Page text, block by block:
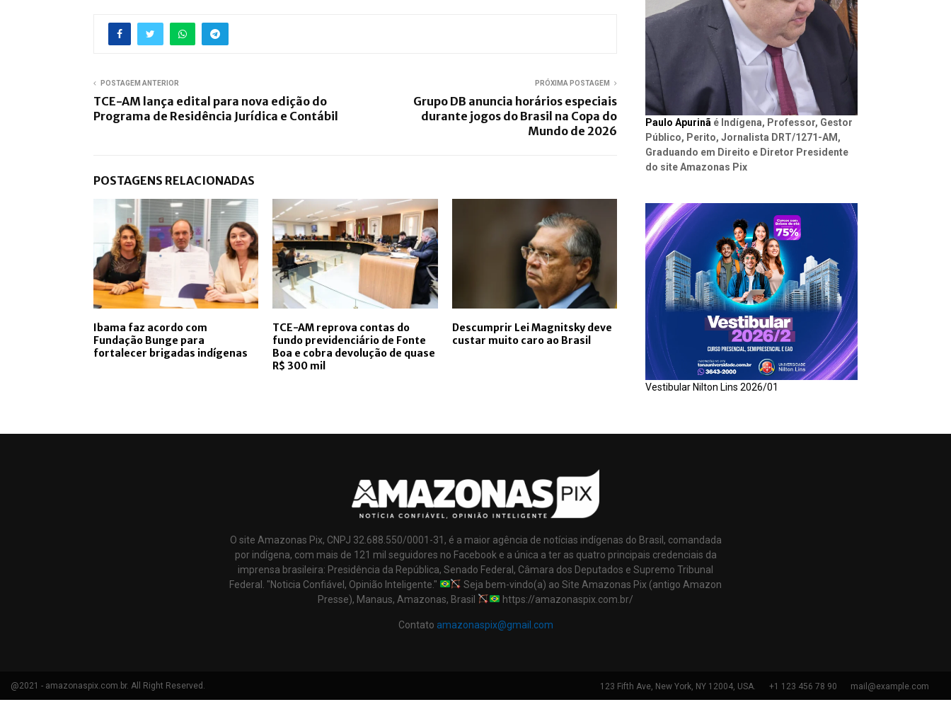
POSTAGEM ANTERIOR
TCE-AM lança edital para nova edição do
Programa de Residência Jurídica e Contábil
PRÓXIMA POSTAGEM
Grupo DB anuncia horários especiais
durante jogos do Brasil na Copa do
Mundo de 2026
POSTAGENS RELACIONADAS
Ibama faz acordo com
Fundação Bunge para
fortalecer brigadas indígenas
TCE-AM reprova contas do
fundo previdenciário de Fonte
Boa e cobra devolução de quase
R$ 300 mil
Descumprir Lei Magnitsky deve
custar muito caro ao Brasil
Paulo Apurinã é Indígena, Professor, Gestor
Público, Perito, Jornalista DRT/1271-AM,
Graduando em Direito e Diretor Presidente
do site Amazonas Pix
Vestibular Nilton Lins 2026/01
O site Amazonas Pix, CNPJ 32.688.550/0001-31, é a maior agência de notícias indígenas do Brasil, comandada
por indígena, com mais de 121 mil seguidores no Facebook e a única a ter as quatro principais credenciais da
imprensa brasileira: Presidência da República, Senado Federal, Câmara dos Deputados e Supremo Tribunal
Federal. "Noticia Confiável, Opinião Inteligente."
Seja bem-vindo(a) ao Site Amazonas Pix (antigo Amazon
Presse), Manaus, Amazonas, Brasil
https://amazonaspix.com.br/
Contato amazonaspix@gmail.com
@2021 - amazonaspix.com.br. All Right Reserved. 123 Fifth Ave, New York, NY 12004, USA. +1 123 456 78 90 mail@example.com